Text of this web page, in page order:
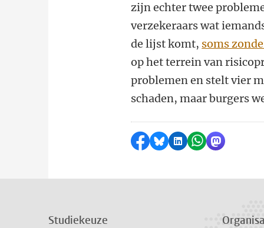
zijn echter twee
verzekeraars wat
de lijst komt, soms
op het terrein van
problemen en stelt vier
schaden, maar burgers
Delen op Facebook
Delen via Bluesky
Delen op LinkedIn
Delen via
Delen via
Studiekeuze